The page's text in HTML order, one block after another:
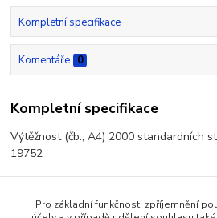
Kompletní specifikace
Komentáře 0
Kompletní specifikace
Výtěžnost (čb., A4) 2000 standardních
19752
Pro základní funkčnost, zpříjemnění